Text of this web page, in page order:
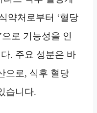
약처로부터 ‘혈당
로 기능성을 인
. 주요 성분은 바
으로, 식후 혈당
습니다.